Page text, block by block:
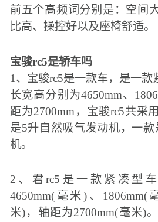
前五个高频词分别是：空间
比高、操控好以及座椅舒适。
宝骏rc5是轿车吗
1、宝骏rc5是一款车，是一款
长宽高分别为4650mm、
距为2700mm，宝骏rc5共采
是5升自然吸气发动机，一
机。
2、君rc5是一款紧凑型
4650mm(毫米)、1806mm(
米)，轴距为2700mm(毫米)